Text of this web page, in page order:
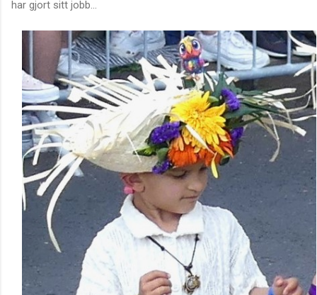
har gjort sitt jobb...